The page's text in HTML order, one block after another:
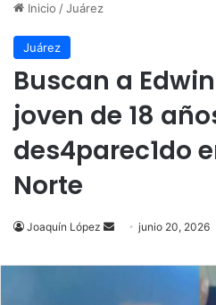
Inicio /Juárez
Juárez
Buscan a
joven de 18
des4parec1do
Norte
Joaquín López
Send
email
junio 20, 2026